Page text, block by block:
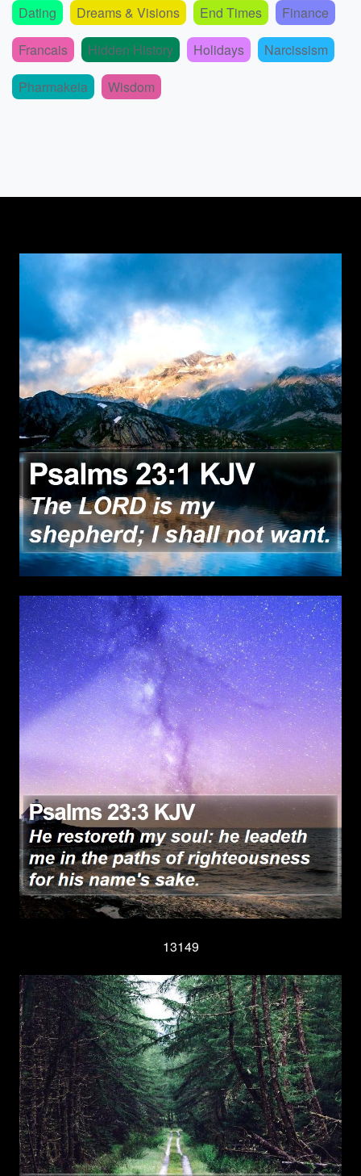
Dating
Dreams & Visions End Times
Finance
Francais
Hidden History Holidays
Narcissism
Pharmakeia
Wisdom
13149